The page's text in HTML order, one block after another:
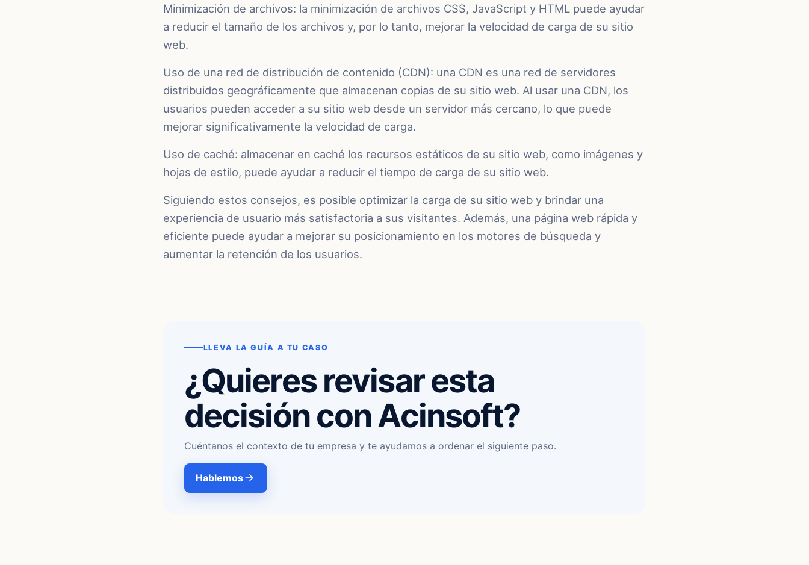
Minimización de archivos: la minimización de archivos CSS, JavaScript y HTML puede ayudar
a reducir el tamaño de los archivos y, por lo tanto, mejorar la velocidad de carga de su sitio
web.
Uso de una red de distribución de contenido (CDN): una CDN es una red de servidores
distribuidos geográficamente que almacenan copias de su sitio web. Al usar una CDN, los
usuarios pueden acceder a su sitio web desde un servidor más cercano, lo que puede
mejorar significativamente la velocidad de carga.
Uso de caché: almacenar en caché los recursos estáticos de su sitio web, como imágenes y
hojas de estilo, puede ayudar a reducir el tiempo de carga de su sitio web.
Siguiendo estos consejos, es posible optimizar la carga de su sitio web y brindar una
experiencia de usuario más satisfactoria a sus visitantes. Además, una página web rápida y
eficiente puede ayudar a mejorar su posicionamiento en los motores de búsqueda y
aumentar la retención de los usuarios.
LLEVA LA GUÍA A TU CASO
¿Quieres revisar esta
decisión con Acinsoft?
Cuéntanos el contexto de tu empresa y te ayudamos a ordenar el siguiente paso.
Hablemos